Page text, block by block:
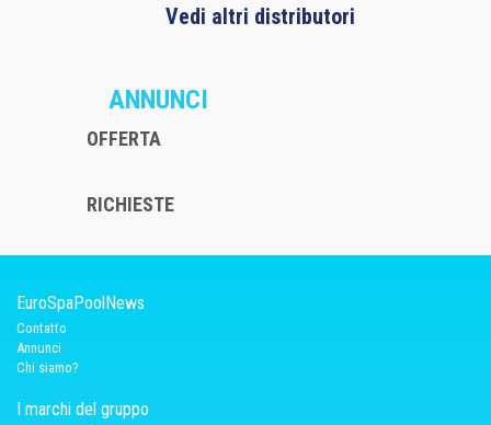
Vedi altri distributori
ANNUNCI
OFFERTA
RICHIESTE
EuroSpaPoolNews
Contatto
Annunci
Chi siamo?
I marchi del gruppo